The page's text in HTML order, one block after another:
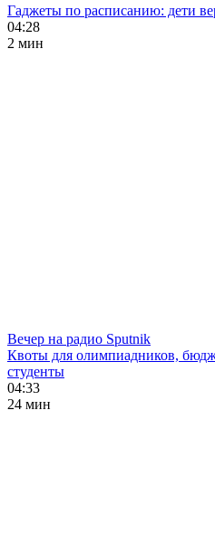
Гаджеты по расписанию: дети
04:28
2 мин
Вечер на радио Sputnik
Квоты для олимпиадников,
студенты
04:33
24 мин